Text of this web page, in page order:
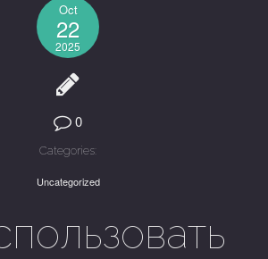
Oct
22
2025
0
Categories:
Uncategorized